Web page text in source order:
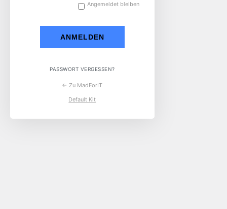
Angemeldet bleiben
PASSWORT VERGESSEN?
← Zu MadForIT
Default Kit